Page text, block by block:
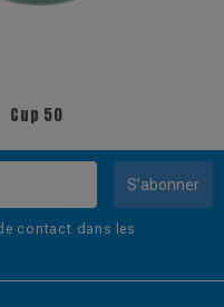
Cup 50
S’abonner
contact dans les